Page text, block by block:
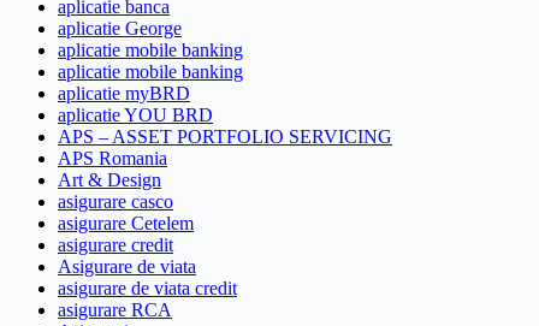
aplicatie banca
aplicatie George
aplicatie mobile banking
aplicatie mobile banking
aplicatie myBRD
aplicatie YOU BRD
APS – ASSET PORTFOLIO SERVICING
APS Romania
Art & Design
asigurare casco
asigurare Cetelem
asigurare credit
Asigurare de viata
asigurare de viata credit
asigurare RCA